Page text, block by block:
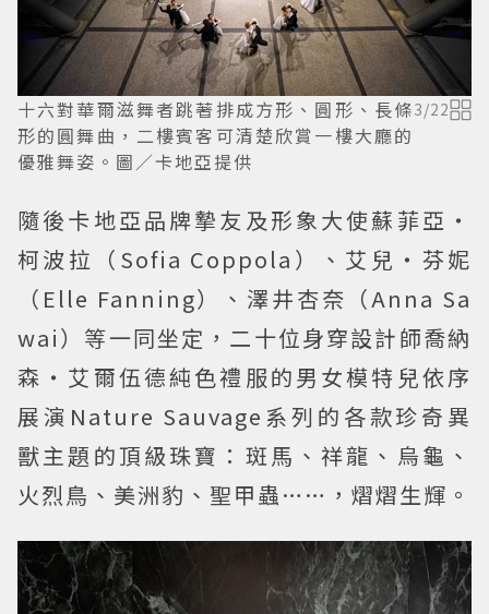
十六對華爾滋舞者跳著排成方形、圓形、長條
形的圓舞曲，二樓賓客可清楚欣賞一樓大廳的
優雅舞姿。圖／卡地亞提供
3/22
隨後卡地亞品牌摯友及形象大使蘇菲亞・
柯波拉（Sofia Coppola）、艾兒・芬妮
（Elle Fanning）、澤井杏奈（Anna Sa
wai）等一同坐定，二十位身穿設計師喬納
森・艾爾伍德純色禮服的男女模特兒依序
展演Nature Sauvage系列的各款珍奇異
獸主題的頂級珠寶：斑馬、祥龍、烏龜、
火烈鳥、美洲豹、聖甲蟲……，熠熠生輝。